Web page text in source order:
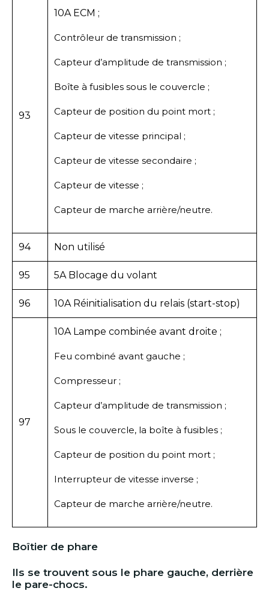
93
10A ECM ;
Contrôleur de transmission ;
Capteur d’amplitude de transmission ;
Boîte à fusibles sous le couvercle ;
Capteur de position du point mort ;
Capteur de vitesse principal ;
Capteur de vitesse secondaire ;
Capteur de vitesse ;
Capteur de marche arrière/neutre.
94 Non utilisé
95 5A Blocage du volant
96 10A Réinitialisation du relais (start-stop)
97
10A Lampe combinée avant droite ;
Feu combiné avant gauche ;
Compresseur ;
Capteur d’amplitude de transmission ;
Sous le couvercle, la boîte à fusibles ;
Capteur de position du point mort ;
Interrupteur de vitesse inverse ;
Capteur de marche arrière/neutre.
Boîtier de phare
Ils se trouvent sous le phare gauche, derrière
le pare-chocs.